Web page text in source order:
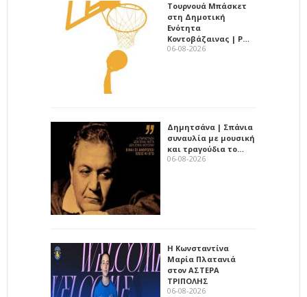
Τουρνουά Μπάσκετ
στη Δημοτική
Ενότητα
Κοντοβάζαινας | Ρ…
06-08-2026
Δημητσάνα | Σπάνια
συναυλία με μουσική
και τραγούδια το…
06-08-2026
Η Κωνσταντίνα
Μαρία Πλατανιά
στον ΑΣΤΕΡΑ
ΤΡΙΠΟΛΗΣ
06-08-2026